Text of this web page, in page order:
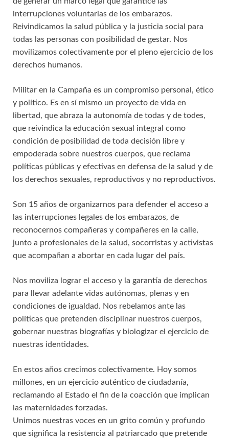
interrupciones voluntarias de los embarazos.
Reivindicamos la salud pública y la justicia social para
todas las personas con posibilidad de gestar. Nos
movilizamos colectivamente por el pleno ejercicio de los
derechos humanos.
Militar en la Campaña es un compromiso personal, ético
y político. Es en sí mismo un proyecto de vida en
libertad, que abraza la autonomía de todas y de todes,
que reivindica la educación sexual integral como
condición de posibilidad de toda decisión libre y
empoderada sobre nuestros cuerpos, que reclama
políticas públicas y efectivas en defensa de la salud y de
los derechos sexuales, reproductivos y no reproductivos.
Son 15 años de organizarnos para defender el acceso a
las interrupciones legales de los embarazos, de
reconocernos compañeras y compañeres en la calle,
junto a profesionales de la salud, socorristas y activistas
que acompañan a abortar en cada lugar del país.
Nos moviliza lograr el acceso y la garantía de derechos
para llevar adelante vidas autónomas, plenas y en
condiciones de igualdad. Nos rebelamos ante las
políticas que pretenden disciplinar nuestros cuerpos,
gobernar nuestras biografías y biologizar el ejercicio de
nuestras identidades.
En estos años crecimos colectivamente. Hoy somos
millones, en un ejercicio auténtico de ciudadanía,
reclamando al Estado el fin de la coacción que implican
las maternidades forzadas.
Unimos nuestras voces en un grito común y profundo
que significa la resistencia al patriarcado que pretende